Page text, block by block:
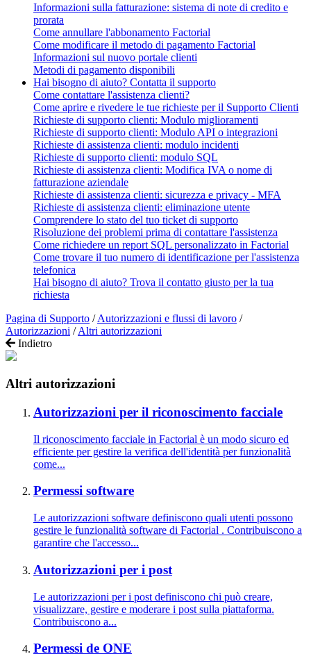
Informazioni sulla fatturazione: sistema di note di credito e
prorata
Come annullare l'abbonamento Factorial
Come modificare il metodo di pagamento Factorial
Informazioni sul nuovo portale clienti
Metodi di pagamento disponibili
Hai bisogno di aiuto? Contatta il supporto
Come contattare l'assistenza clienti?
Come aprire e rivedere le tue richieste per il Supporto Clienti
Richieste di supporto clienti: Modulo miglioramenti
Richieste di supporto clienti: Modulo API o integrazioni
Richieste di assistenza clienti: modulo incidenti
Richieste di supporto clienti: modulo SQL
Richieste di assistenza clienti: Modifica IVA o nome di
fatturazione aziendale
Richieste di assistenza clienti: sicurezza e privacy - MFA
Richieste di assistenza clienti: eliminazione utente
Comprendere lo stato del tuo ticket di supporto
Risoluzione dei problemi prima di contattare l'assistenza
Come richiedere un report SQL personalizzato in Factorial
Come trovare il tuo numero di identificazione per l'assistenza
telefonica
Hai bisogno di aiuto? Trova il contatto giusto per la tua
richiesta
Pagina di Supporto / Autorizzazioni e flussi di lavoro /
Autorizzazioni / Altri autorizzazioni
Indietro
Altri autorizzazioni
Autorizzazioni per il riconoscimento facciale
Il riconoscimento facciale in Factorial è un modo sicuro ed
efficiente per gestire la verifica dell'identità per funzionalità
come...
Permessi software
Le autorizzazioni software definiscono quali utenti possono
gestire le funzionalità software di Factorial . Contribuiscono a
garantire che l'accesso...
Autorizzazioni per i post
Le autorizzazioni per i post definiscono chi può creare,
visualizzare, gestire e moderare i post sulla piattaforma.
Contribuiscono a...
Permessi de ONE